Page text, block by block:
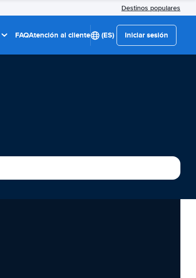
Destinos populares
FAQAtención al cliente (ES) Iniciar sesión